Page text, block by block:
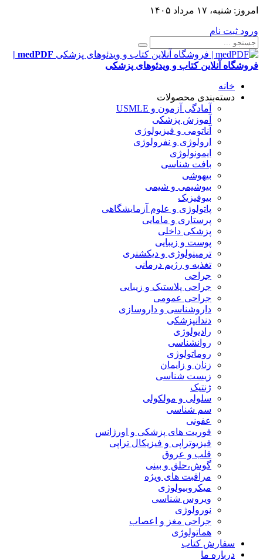
امروز: شنبه، ۱۷ مرداد ۱۴۰۵
ورود ثبت نام
medPDF |
فروشگاه آنلاین کتاب و ویدئوهای پزشکی
خانه
دسته‌بندی محصولات
آمادگی آزمون و USMLE
آموزش پزشکی
آناتومی و فیزیولوژی
ارولوژی و نفرولوژی
ایمونولوژی
بافت شناسی
بیهوشی
بیوشیمی و شیمی
بیوفیزیک
پاتولوژی و علوم آزمایشگاهی
پرستاری و مامایی
پزشکی داخلی
پوست و زیبایی
ترمینولوژی و دیکشنری
تغذیه و رژیم درمانی
جراحی
جراحی پلاستیک و زیبایی
جراحی عمومی
داروشناسی و داروسازی
دندانپزشکی
رادیولوژی
روانشناسی
روماتولوژی
زنان و زایمان
زیست شناسی
ژنتیک
سلولی و مولکولی
سم شناسی
عفونی
فوریت های پزشکی و اورژانس
فیزیوتراپی و فیزیکال تراپی
قلب و عروق
گوش،حلق و بینی
مراقبت های ویژه
میکروبیولوژی
ویروس شناسی
نورولوژی
جراحی مغز و اعصاب
هماتولوژی
سفارش کتاب
درباره ما